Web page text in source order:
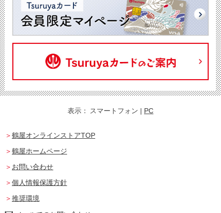
表示： スマートフォン | PC
鶴屋オンラインストアTOP
鶴屋ホームページ
お問い合わせ
個人情報保護方針
推奨環境